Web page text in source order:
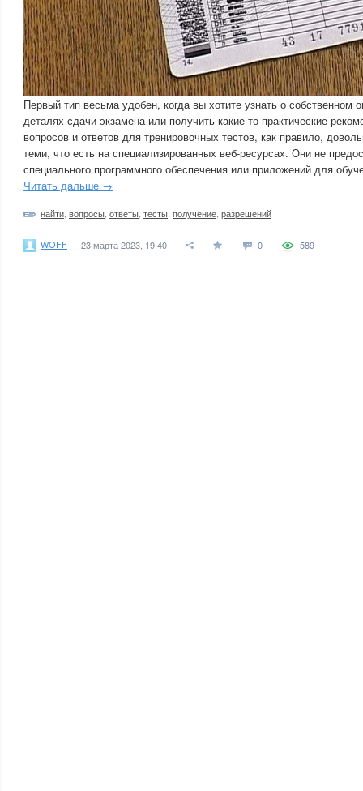
Первый тип весьма удобен, когда вы хотите узнать о собственном
деталях сдачи экзамена или получить какие-то практические
вопросов и ответов для тренировочных тестов, как правило,
теми, что есть на специализированных веб-ресурсах. Они не
специального программного обеспечения или приложений для
Читать дальше →
найти вопросы ответы тесты получение разрешений
WOFF 23 марта 2023, 19:40 0 589